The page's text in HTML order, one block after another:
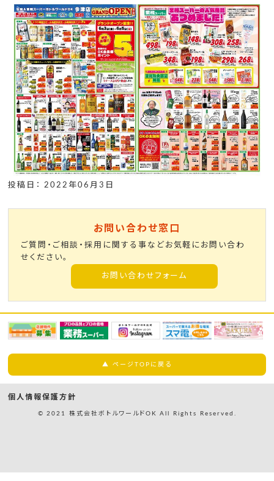
投稿日： 2022年06月3日
お問い合わせ窓口
ご質問・ご相談・採用に関する事などお気軽にお問い合わ
せください。
お問い合わせフォーム
▲ ページTOPに戻る
個人情報保護方針
© 2021 株式会社ボトルワールドOK All Rights Reserved.